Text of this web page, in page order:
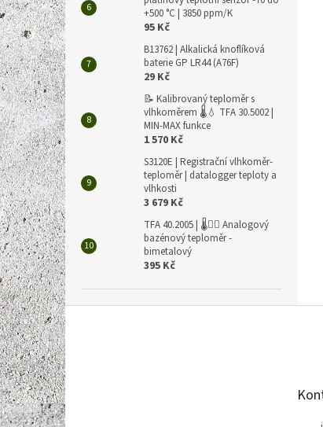
+500 °C | 3850 ppm/K
95 Kč
B13762 | Alkalická knoflíková
baterie GP LR44 (A76F)
29 Kč
📝 Kalibrovaný teploměr s
vlhkoměrem 🌡️💧 TFA 30.5002 |
MIN-MAX funkce
1 570 Kč
S3120E | Registrační vlhkoměr-
teploměr | datalogger teploty a
vlhkosti
3 679 Kč
TFA 40.2005 | 🌡️🏊‍♀️ Analogový
bazénový teploměr -
bimetalový
395 Kč
Z
á
p
a
t
í